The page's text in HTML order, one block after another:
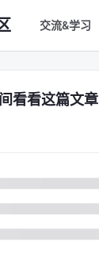
交流&学习
看看这篇文章